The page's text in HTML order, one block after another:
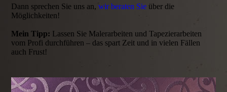
Dann sprechen Sie uns an,wir beraten Sie über die
Möglichkeiten!
Mein Tipp: Lassen Sie Malerarbeiten und Tapezierarbeiten
vom Profi durchführen – das spart Zeit und in vielen Fällen
auch Frust!